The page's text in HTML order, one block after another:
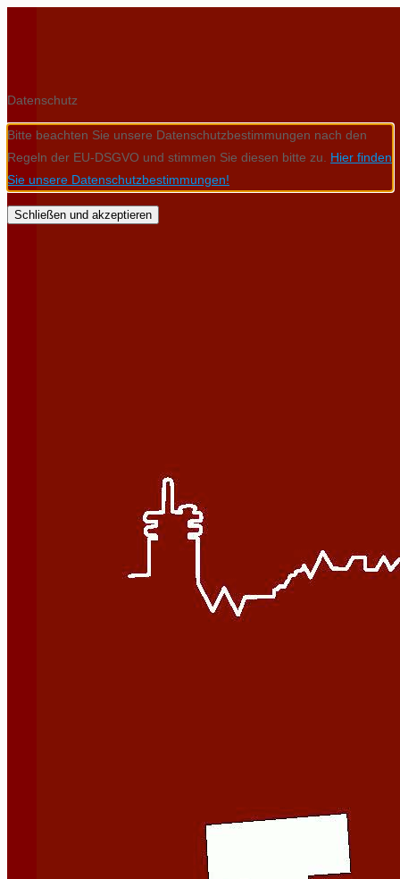
Datenschutz
Bitte beachten Sie unsere Datenschutzbestimmungen nach den
Regeln der EU-DSGVO und stimmen Sie diesen bitte zu. Hier finden
Sie unsere Datenschutzbestimmungen!
Schließen und akzeptieren